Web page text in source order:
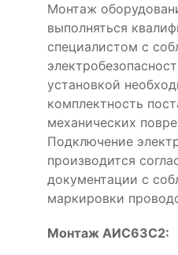
Монтаж
выполняться
специалистом с
установкой
комплектность
механических
Подключение
производится
документации с
маркировки
Монтаж АИС63C2: